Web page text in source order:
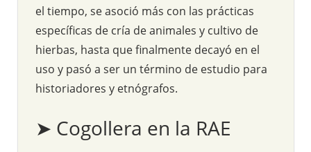
el tiempo, se asoció más con las prácticas
específicas de cría de animales y cultivo de
hierbas, hasta que finalmente decayó en el
uso y pasó a ser un término de estudio para
historiadores y etnógrafos.
➤ Cogollera en la RAE